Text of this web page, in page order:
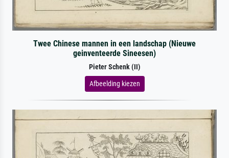
Twee Chinese mannen in een landschap (Nieuwe
geinventeerde Sineesen)
Pieter Schenk (II)
Afbeelding kiezen